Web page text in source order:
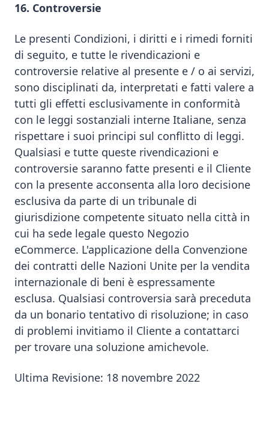
16. Controversie
Le presenti Condizioni, i diritti e i rimedi forniti
di seguito, e tutte le rivendicazioni e
controversie relative al presente e / o ai servizi,
sono disciplinati da, interpretati e fatti valere a
tutti gli effetti esclusivamente in conformità
con le leggi sostanziali interne Italiane, senza
rispettare i suoi principi sul conflitto di leggi.
Qualsiasi e tutte queste rivendicazioni e
controversie saranno fatte presenti e il Cliente
con la presente acconsenta alla loro decisione
esclusiva da parte di un tribunale di
giurisdizione competente situato nella città in
cui ha sede legale questo Negozio
eCommerce. L'applicazione della Convenzione
dei contratti delle Nazioni Unite per la vendita
internazionale di beni è espressamente
esclusa. Qualsiasi controversia sarà preceduta
da un bonario tentativo di risoluzione; in caso
di problemi invitiamo il Cliente a contattarci
per trovare una soluzione amichevole.
Ultima Revisione: 18 novembre 2022